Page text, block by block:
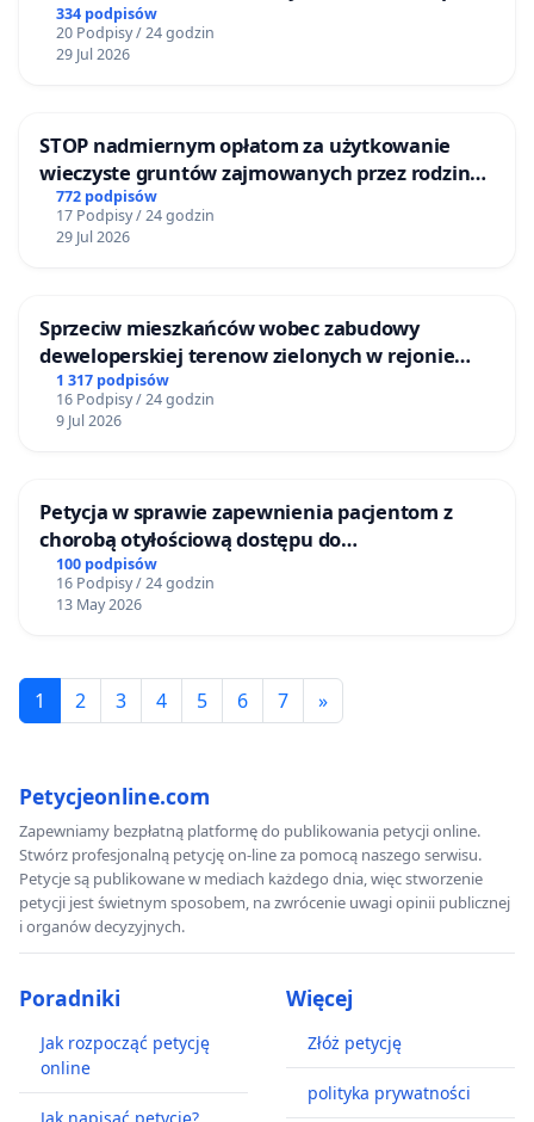
mieszkańców
334 podpisów
20 Podpisy / 24 godzin
29 Jul 2026
STOP nadmiernym opłatom za użytkowanie
wieczyste gruntów zajmowanych przez rodzinne
ogrody działkowe.
772 podpisów
17 Podpisy / 24 godzin
29 Jul 2026
Sprzeciw mieszkańców wobec zabudowy
deweloperskiej terenow zielonych w rejonie
Bulwarów Straceńskich w Bielsku-Białej
1 317 podpisów
16 Podpisy / 24 godzin
9 Jul 2026
Petycja w sprawie zapewnienia pacjentom z
chorobą otyłościową dostępu do
kompleksowego leczenia oraz programów
profilaktycznych.
100 podpisów
16 Podpisy / 24 godzin
13 May 2026
1 2 3 4 5 6 7 »
Petycjeonline.com
Zapewniamy bezpłatną platformę do publikowania petycji online.
Stwórz profesjonalną petycję on-line za pomocą naszego serwisu.
Petycje są publikowane w mediach każdego dnia, więc stworzenie
petycji jest świetnym sposobem, na zwrócenie uwagi opinii publicznej
i organów decyzyjnych.
Poradniki
Jak rozpocząć petycję
online
Więcej
Złóż petycję
polityka prywatności